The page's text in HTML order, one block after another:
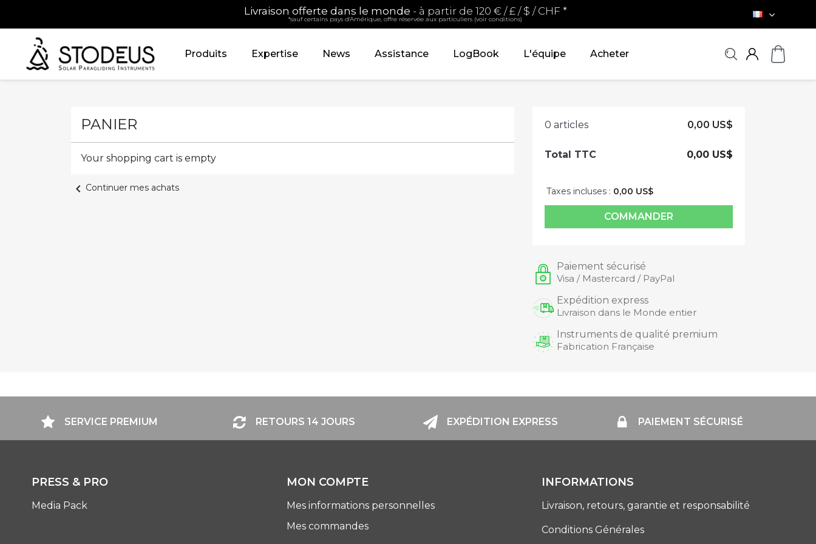
Livraison offerte dans le monde - à partir de 120 € / £ / $ / CHF *
*sauf certains pays d'Amérique, offre réservée aux particuliers (voir conditions)
Produits Expertise News Assistance LogBook L'équipe Acheter
PANIER
Your shopping cart is empty
chevron_left Continuer mes achats
0 articles 0,00 US$
Total TTC 0,00 US$
Taxes incluses : 0,00 US$
COMMANDER
Paiement sécurisé
Visa / Mastercard / PayPal
Expédition express
Livraison dans le Monde entier
Instruments de qualité premium
Fabrication Française
SERVICE PREMIUM RETOURS 14 JOURS EXPÉDITION EXPRESS PAIEMENT SÉCURISÉ
PRESS & PRO
Media Pack
MON COMPTE
Mes informations personnelles
Mes commandes
INFORMATIONS
Livraison, retours, garantie et responsabilité
Conditions Générales